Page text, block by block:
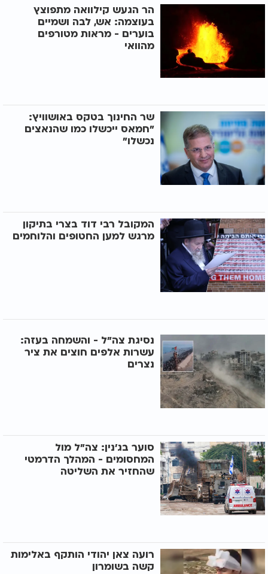
הר הגעש קילוואה מתפוצץ
בעוצמה: אש, לבה ושמיים
בוערים - מראות מטורפים
מהוואי
שר החינוך בטקס באושוויץ:
"חמאס ייכשלו כמו שהנאצים
נכשלו"
המקובל רבי דוד בצרי בתיקון
מרגש למען החטופים והלוחמים
נסיגת צה"ל - והשמחה בעזה:
עשרות אלפים חוצים את ציר
נצרים
סוער בג'נין: צה"ל מול
המחסומים - המהלך הדרמטי
שהחזיר את השליטה
רועה צאן יהודי הותקף באלימות
קשה בשומרון